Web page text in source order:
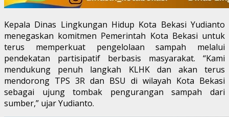
Kepala Dinas Lingkungan Hidup Kota Bekasi Yudianto
menegaskan komitmen Pemerintah Kota Bekasi untuk
terus memperkuat pengelolaan sampah melalui
pendekatan partisipatif berbasis masyarakat. “Kami
mendukung penuh langkah KLHK dan akan terus
mendorong TPS 3R dan BSU di wilayah Kota Bekasi
sebagai ujung tombak pengurangan sampah dari
sumber,” ujar Yudianto.